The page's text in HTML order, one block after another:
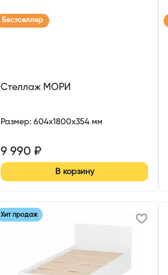
Бестселлер
Стеллаж МОРИ
Размер: 604x1800x354 мм
9 990 ₽
В корзину
Хит продаж